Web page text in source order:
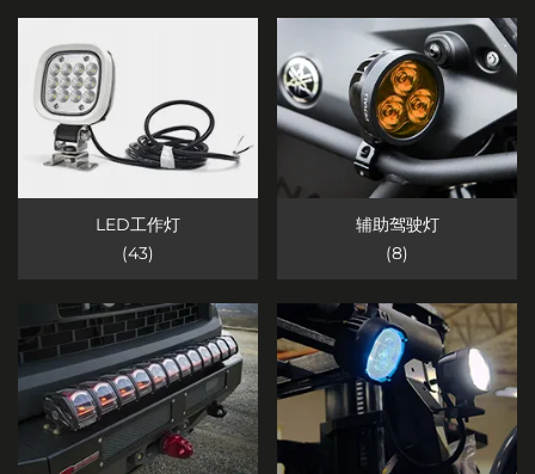
LED工作灯
(43)
辅助驾驶灯
(8)